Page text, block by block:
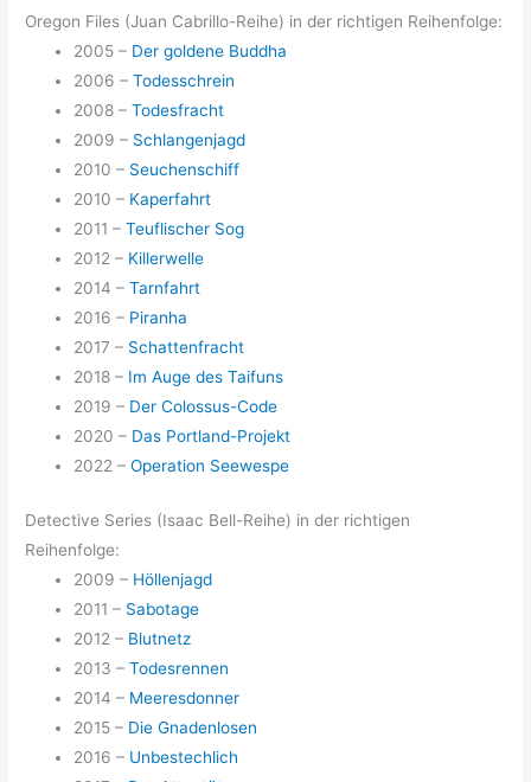
Oregon Files (Juan Cabrillo-Reihe) in der richtigen Reihenfolge:
2005 – Der goldene Buddha
2006 –Todesschrein
2008 –Todesfracht
2009 – Schlangenjagd
2010 – Seuchenschiff
2010 – Kaperfahrt
2011 –Teuflischer Sog
2012 – Killerwelle
2014 –Tarnfahrt
2016 – Piranha
2017 – Schattenfracht
2018 – Im Auge des Taifuns
2019 – Der Colossus-Code
2020 – Das Portland-Projekt
2022 –Operation Seewespe
Detective Series (Isaac Bell-Reihe) in der richtigen
Reihenfolge:
2009 – Höllenjagd
2011 – Sabotage
2012 – Blutnetz
2013 –Todesrennen
2014 – Meeresdonner
2015 – Die Gnadenlosen
2016 – Unbestechlich